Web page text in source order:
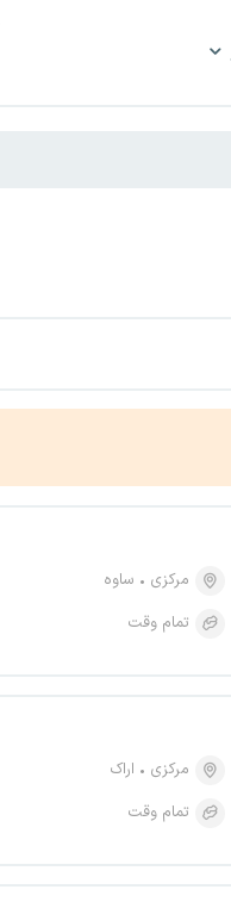
مرکزی
ساوه
تمام وقت
مرکزی
اراک
تمام وقت